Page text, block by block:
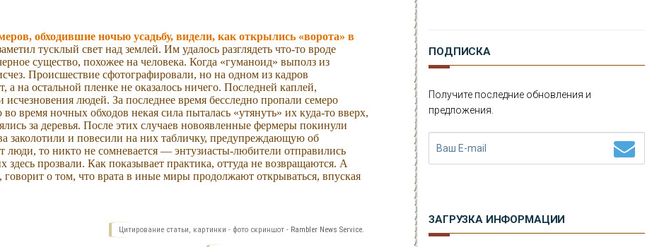
обходившие ночью усадьбу, видели, как открылись «ворота» в
тусклый свет над землей. Им удалось разглядеть что-то вроде
существо, похожее на человека. Когда «гуманоид» выполз из
Происшествие сфотографировали, но на одном из кадров
а на остальной пленке не оказалось ничего. Последней каплей,
людей. За последнее время бесследно пропали семеро
время ночных обходов некая сила пыталась «утянуть» их куда-то вверх,
за деревья. После этих случаев новоявленные фермеры покинули
заколотили и повесили на них табличку, предупреждающую об
люди, то никто не сомневается — энтузиасты-любители отправились
здесь прозвали. Как показывает практика, оттуда не возвращаются. А
о том, что врата в иные миры продолжают открываться, впуская
Цитирование статьи, картинки - фото скриншот - Rambler News Service.
ПОДПИСКА
Получите последние обновления и
предложения.
ЗАГРУЗКА ИНФОРМАЦИИ